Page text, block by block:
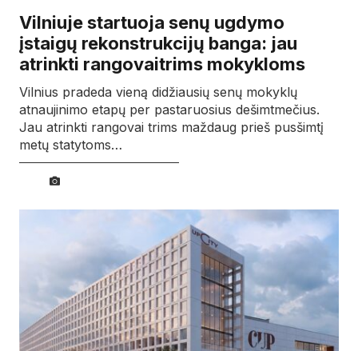
Vilniuje startuoja senų ugdymo
įstaigų rekonstrukcijų banga: jau
atrinkti rangovaitrims mokykloms
Vilnius pradeda vieną didžiausių senų mokyklų
atnaujinimo etapų per pastaruosius dešimtmečius.
Jau atrinkti rangovai trims maždaug prieš pusšimtį
metų statytoms…